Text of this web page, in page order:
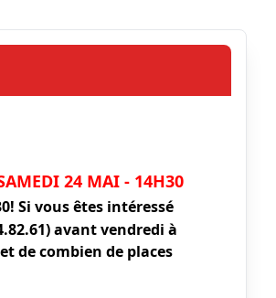
24 MAI - 14H30
Si vous êtes intéressé
avantvendredi à
de combien de places